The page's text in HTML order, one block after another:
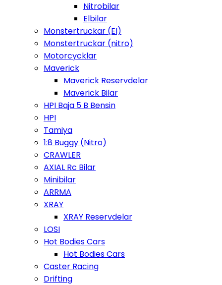
Nitrobilar
Elbilar
Monstertruckar (El)
Monstertruckar (nitro)
Motorcycklar
Maverick
Maverick Reservdelar
Maverick Bilar
HPI Baja 5 B Bensin
HPI
Tamiya
1:8 Buggy (Nitro)
CRAWLER
AXIAL Rc Bilar
Minibilar
ARRMA
XRAY
XRAY Reservdelar
LOSI
Hot Bodies Cars
Hot Bodies Cars
Caster Racing
Drifting